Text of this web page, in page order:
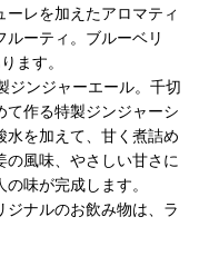
ーレを加えたアロマティ
ルーティ。ブルーベリ
ます。
ンジャーエール。千切
て作る特製ジンジャーシ
水を加えて、甘く煮詰め
の風味、やさしい甘さに
味が完成します。
ナルのお飲み物は、ラ